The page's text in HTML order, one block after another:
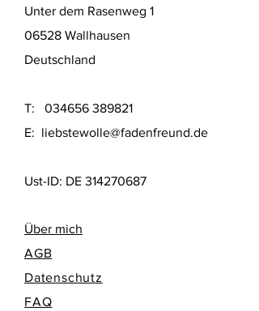
Unter dem Rasenweg 1
06528 Wallhausen
Deutschland
T: 034656 389821
E: liebstewolle@fadenfreund.de
Ust-ID: DE 314270687
Über mich
AGB
Datenschutz
FAQ